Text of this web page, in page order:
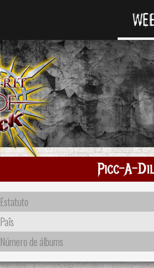
Picc-A-
Estatuto
Paîs
Número de álbums